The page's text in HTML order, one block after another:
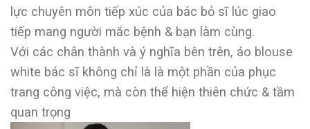
lực chuyên môn tiếp xúc của bác bỏ sĩ lúc giao
tiếp mang người mắc bệnh & bạn làm cùng.
Với các chân thành và ý nghĩa bên trên, áo blouse
white bác sĩ không chỉ là là một phần của phục
trang công việc, mà còn thể hiện thiên chức & tầm
quan trọng